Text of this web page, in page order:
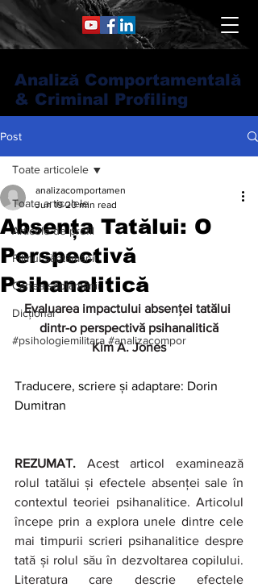
Analiză Comportamentală
& Criminal Profiling
Post
Toate articolele
Articole de profil
Filmul săptămânii
Cartea săptămânii
Dicționar
#psihologiemilitara #analizacompor
Toate articolele
Absența Tatălui: O
Perspectivă
Psihanalitică
analizacomportamen
Jun 19 20 min read
Evaluarea impactului absenței tatălui
dintr-o perspectivă psihanalitică
Kim A. Jones
Traducere, scriere și adaptare: Dorin
Dumitran
REZUMAT. Acest articol examinează
rolul tatălui și efectele absenței sale în
contextul teoriei psihanalitice. Articolul
începe prin a explora unele dintre cele
mai timpurii scrieri psihanalitice despre
tată și rolul său în dezvoltarea copilului.
Literatura care descrie efectele